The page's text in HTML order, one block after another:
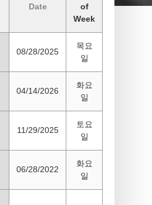
Date
of
Week
08/28/2025
목요
일
04/14/2026
화요
일
11/29/2025
토요
일
06/28/2022
화요
일